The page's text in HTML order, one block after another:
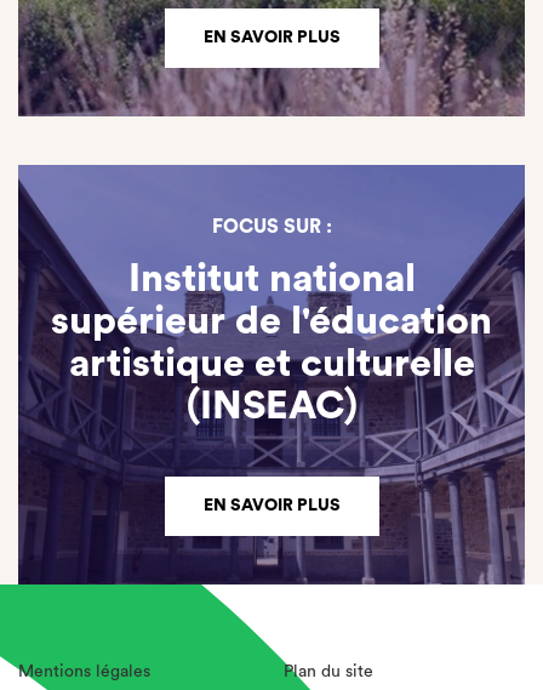
EN SAVOIR PLUS
FOCUS SUR :
Institut national
supérieur de l'éducation
artistique et culturelle
(INSEAC)
EN SAVOIR PLUS
Mentions légales Plan du site